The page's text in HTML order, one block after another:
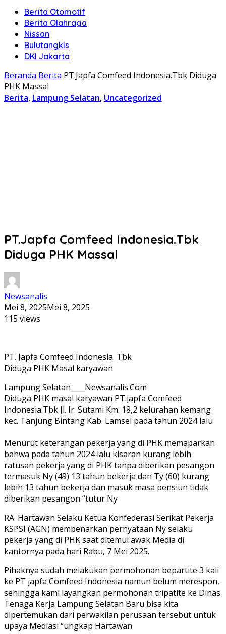
Berita Otomotif
Berita Olahraga
Nissan
Bulutangkis
DKI Jakarta
Beranda Berita PT.Japfa Comfeed Indonesia.Tbk Diduga
PHK Massal
Berita, Lampung Selatan, Uncategorized
PT.Japfa Comfeed Indonesia.Tbk
Diduga PHK Massal
Newsanalis
Mei 8, 2025Mei 8, 2025
115 views
PT. Japfa Comfeed Indonesia. Tbk
Diduga PHK Masal karyawan
Lampung Selatan____Newsanalis.Com
Diduga PHK masal karyawan PT.japfa Comfeed
Indonesia.Tbk Jl. Ir. Sutami Km. 18,2 kelurahan kemang
kec. Tanjung Bintang Kab. Lamsel pada tahun 2024 lalu
Menurut keterangan pekerja yang di PHK memaparkan
bahwa pada tahun 2024 lalu kisaran kurang lebih
ratusan pekerja yang di PHK tanpa diberikan pesangon
termasuk Ny (49) 13 tahun bekerja dan Ty (60) kurang
lebih 13 tahun bekerja dan masuk masa pensiun tidak
diberikan pesangon “tutur Ny
RA. Hartawan Selaku Ketua Konfederasi Serikat Pekerja
KSPSI (AGN) membenarkan pernyataan Ny selaku
pekerja yang di PHK saat ditemui awak Media di
kantornya pada hari Rabu, 7 Mei 2025.
Pihaknya sudah melakukan permohonan bepartite 3 kali
ke PT japfa Comfeed Indonesia namun belum merespon,
sehingga kami layangkan permohonan tripatite ke Dinas
Tenaga Kerja Lampung Selatan Baru bisa kita
dipertemukan dari perwakilan perusaan tersebut untuk
upaya Mediasi “ungkap Hartawan